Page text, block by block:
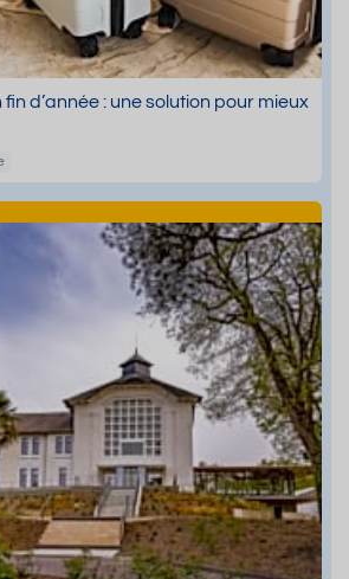
d’année : une solution pour mieux